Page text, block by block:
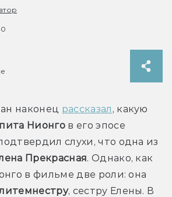
наконец рассказал , какую
Нионго в его эпосе
слухи, что одна из
Прекрасная. Однако, как
в фильме две роли: она
, сестру Елены. В